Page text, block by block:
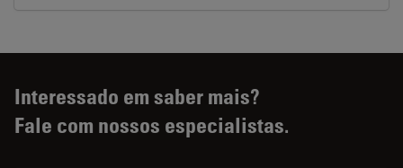
Interessado em saber mais?
Fale com nossos especialistas.